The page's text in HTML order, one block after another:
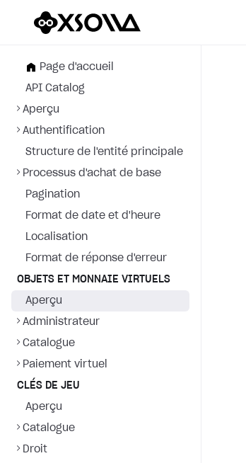
Page d'accueil
API Catalog
Aperçu
Authentification
Structure de l'entité principale
Processus d'achat de base
Pagination
Format de date et d'heure
Localisation
Format de réponse d'erreur
OBJETS ET MONNAIE VIRTUELS
Aperçu
Administrateur
Catalogue
Paiement virtuel
CLÉS DE JEU
Aperçu
Catalogue
Droit